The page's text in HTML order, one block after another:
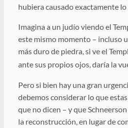
hubiera causado exactamente
Imagina a un judío viendo el
este mismo momento – incluso
más duro de piedra, si ve el
ante sus propios ojos, daría la
Pero si bien hay una gran
debemos considerar lo que
que no dicen – y que
la reconstrucción, en lugar de